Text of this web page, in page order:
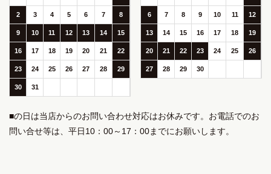
2 3 4 5 6 7 8
9 10 11 12 13 14 15
16 17 18 19 20 21 22
23 24 25 26 27 28 29
30 31
6 7 8 9 10 11 12
13 14 15 16 17 18 19
20 21 22 23 24 25 26
27 28 29 30
■の日は当店からのお問い合わせ対応はお休みです。お電話でのお
問い合せ等は、平日10：00～17：00までにお願いします。